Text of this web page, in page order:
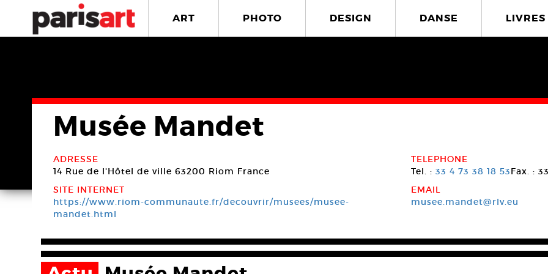
ART PHOTO DESIGN DANSE LIVRES
Musée Mandet
ADRESSE
14 Rue de l'Hôtel de ville 63200 Riom France
TELEPHONE
Tel. : 33 4 73 38 18 53Fax. :
SITE INTERNET
https://www.riom-communaute.fr/decouvrir/musees/musee-
mandet.html
EMAIL
musee.mandet@rlv.eu